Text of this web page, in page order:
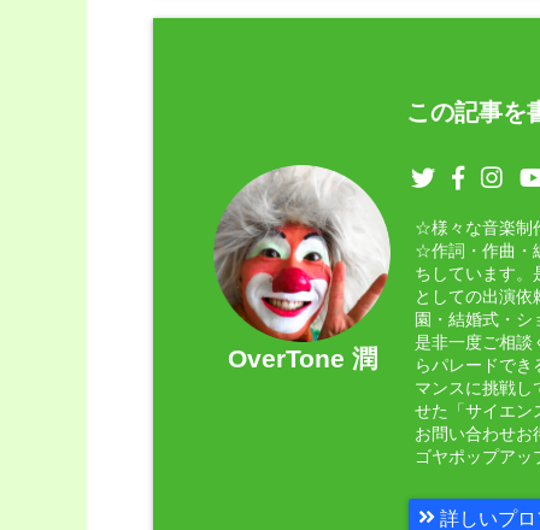
この記事を
OverTone 潤
☆様々な音楽制
☆作詞・作曲・
ちしています
としての出演
園・結婚式・
是非一度ご相
らパレードで
マンスに挑戦
せた「サイエ
お問い合わせお
ゴヤポップアッ
詳しいプ